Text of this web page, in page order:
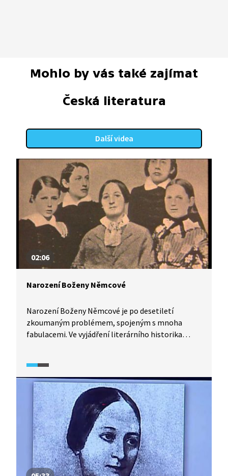
Mohlo by vás také zajímat
Česká literatura
Další videa
02:06
Narození Boženy Němcové
Narození Boženy Němcové je po desetiletí
zkoumaným problémem, spojeným s mnoha
fabulacemi. Ve vyjádření literárního historika
matka.